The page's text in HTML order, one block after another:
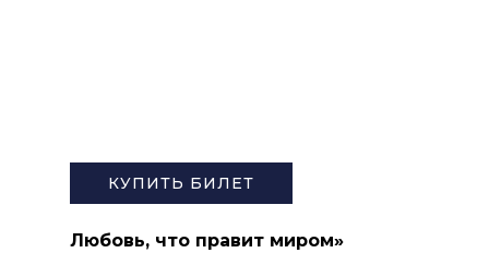
КУПИТЬ БИЛЕТ
Любовь, что правит миром»